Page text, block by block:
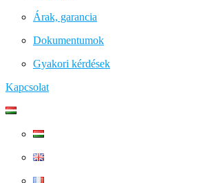
Árak, garancia
Dokumentumok
Gyakori kérdések
Kapcsolat